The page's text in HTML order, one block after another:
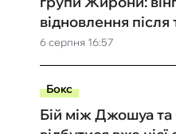
6 серпня 16:57
відновлення
Бокс
Бій між Джошуа